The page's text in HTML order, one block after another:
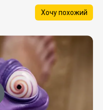
Хочу похожий